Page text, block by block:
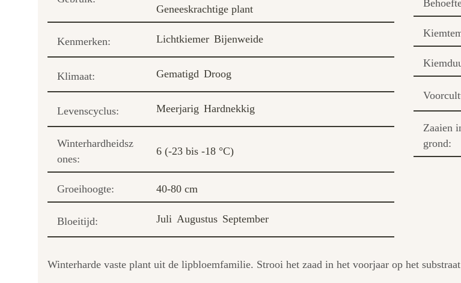
Geneeskrachtige plant
Kenmerken: Lichtkiemer Bijenweide
Klimaat: Gematigd Droog
Levenscyclus: Meerjarig Hardnekkig
Winterhardheidsz
ones:
6 (-23 bis -18 °C)
Groeihoogte: 40-80 cm
Bloeitijd: Juli Augustus September
Zaaien
grond:
Winterharde vaste plant uit de lipbloemfamilie. Strooi het zaad in het voorjaar op het